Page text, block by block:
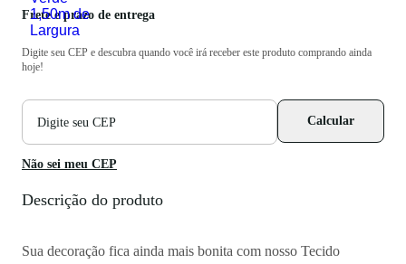
Frete e prazo de entrega
Digite seu CEP e descubra quando você irá receber este produto comprando ainda
hoje!
CEP
para
cálculo
frete
Calcular
Não sei meu CEP
Descrição do produto
Sua decoração fica ainda mais bonita com nosso Tecido